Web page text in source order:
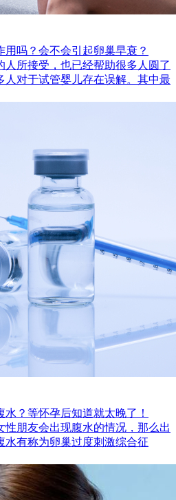
吗？会不会引起卵巢早衰？
所接受，也已经帮助很多人圆了
人对于试管婴儿存在误解。其中最
？等怀孕后知道就太晚了！
朋友会出现腹水的情况，那么出
水有称为卵巢过度刺激综合征